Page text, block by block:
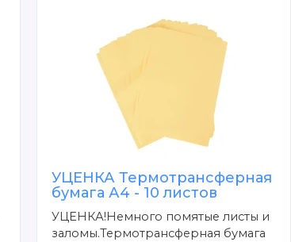
УЦЕНКА Термотрансферная
бумага А4 - 10 листов
УЦЕНКА!Немного помятые листы и
заломы.Термотрансферная бумага